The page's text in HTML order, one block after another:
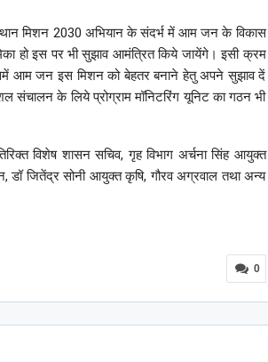
मिशन 2030 अभियान के संदर्भ में आम जन के विकास
हो इस पर भी सुझाव आमंत्रित किये जायेंगे। इसी क्रम
आम जन इस मिशन को बेहतर बनाने हेतु अपने सुझाव दें
संचालन के लिये प्रोग्राम मॉनिटरिंग यूनिट का गठन भी
विशेष शासन सचिव, गृह विभाग अर्चना सिंह आयुक्त
डॉ जितेंद्र सोनी आयुक्त कृषि, गौरव अग्रवाल तथा अन्य
0